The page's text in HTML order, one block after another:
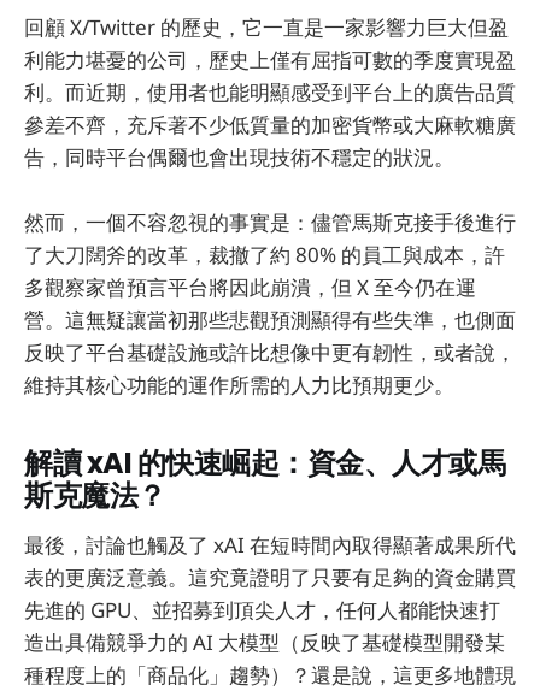
回顧 X/Twitter 的歷史，它一直是一家影響力巨大但盈
利能力堪憂的公司，歷史上僅有屈指可數的季度實現盈
利。而近期，使用者也能明顯感受到平台上的廣告品質
參差不齊，充斥著不少低質量的加密貨幣或大麻軟糖廣
告，同時平台偶爾也會出現技術不穩定的狀況。
然而，一個不容忽視的事實是：儘管馬斯克接手後進行
了大刀闊斧的改革，裁撤了約 80% 的員工與成本，許
多觀察家曾預言平台將因此崩潰，但 X 至今仍在運
營。這無疑讓當初那些悲觀預測顯得有些失準，也側面
反映了平台基礎設施或許比想像中更有韌性，或者說，
維持其核心功能的運作所需的人力比預期更少。
解讀 xAI 的快速崛起：資金、人才或馬
斯克魔法？
最後，討論也觸及了 xAI 在短時間內取得顯著成果所代
表的更廣泛意義。這究竟證明了只要有足夠的資金購買
先進的 GPU、並招募到頂尖人才，任何人都能快速打
造出具備競爭力的 AI 大模型（反映了基礎模型開發某
種程度上的「商品化」趨勢）？還是說，這更多地體現